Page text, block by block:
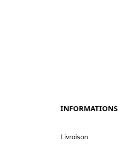
INFORMATIONS
Livraison